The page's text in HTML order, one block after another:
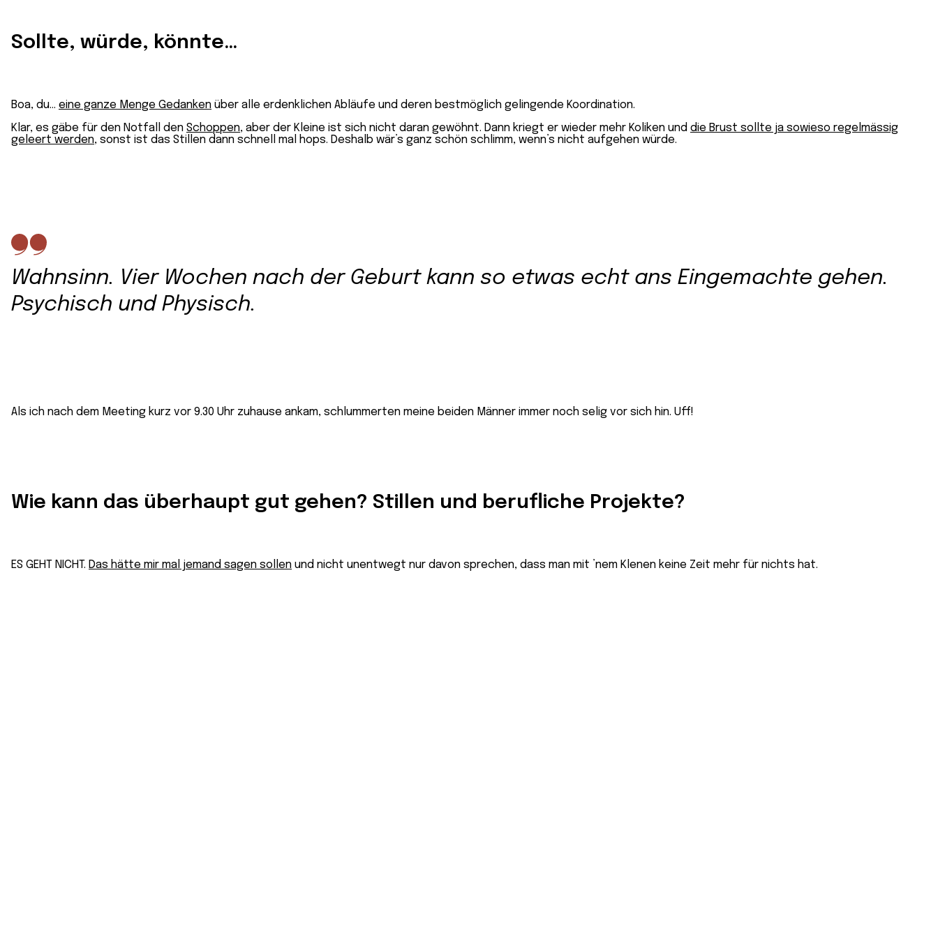
Sollte, würde, könnte…
Boa, du… eine ganze Menge Gedanken über alle erdenklichen Abläufe und deren bestmöglich gelingende Koordination.
Klar, es gäbe für den Notfall den Schoppen, aber der Kleine ist sich nicht daran gewöhnt. Dann kriegt er wieder mehr Koliken und die Brust sollte ja sowieso regelmässig
geleert werden, sonst ist das Stillen dann schnell mal hops. Deshalb wär’s ganz schön schlimm, wenn’s nicht aufgehen würde.
Wahnsinn. Vier Wochen nach der Geburt kann so etwas echt ans Eingemachte gehen.
Psychisch und Physisch.
Als ich nach dem Meeting kurz vor 9.30 Uhr zuhause ankam, schlummerten meine beiden Männer immer noch selig vor sich hin. Uff!
Wie kann das überhaupt gut gehen? Stillen und berufliche Projekte?
ES GEHT NICHT. Das hätte mir mal jemand sagen sollen und nicht unentwegt nur davon sprechen, dass man mit ’nem Klenen keine Zeit mehr für nichts hat.